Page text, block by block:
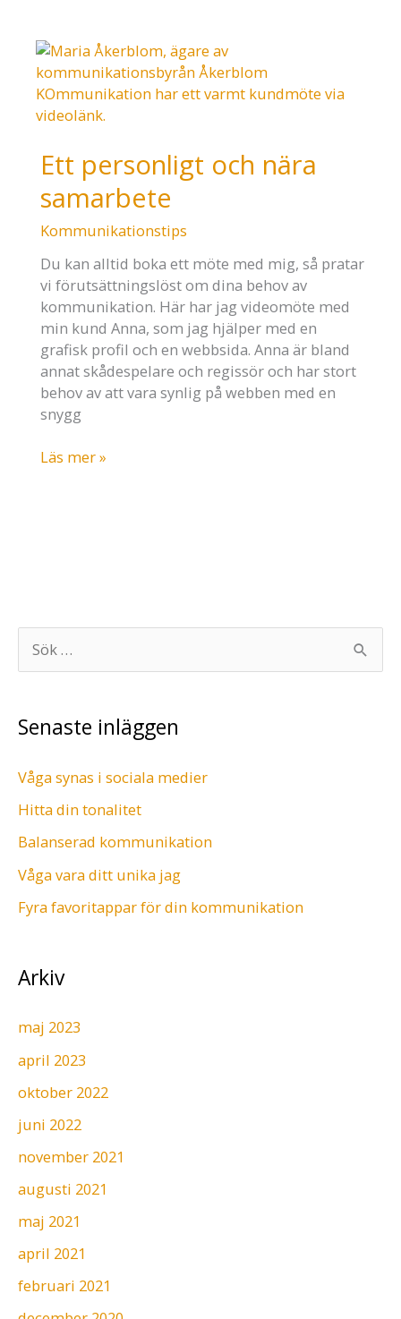
som
en
Tesla?
Ett personligt och nära
samarbete
Kommunikationstips
Du kan alltid boka ett möte med mig, så pratar
vi förutsättningslöst om dina behov av
kommunikation. Här har jag videomöte med
min kund Anna, som jag hjälper med en
grafisk profil och en webbsida. Anna är bland
annat skådespelare och regissör och har stort
behov av att vara synlig på webben med en
snygg
Ett
Läs mer »
ö
e
t
e
r
:
Senaste inläggen
Våga synas i sociala medier
Hitta din tonalitet
Balanserad kommunikation
Våga vara ditt unika jag
Fyra favoritappar för din kommunikation
Arkiv
maj 2023
april 2023
oktober 2022
juni 2022
november 2021
augusti 2021
maj 2021
april 2021
februari 2021